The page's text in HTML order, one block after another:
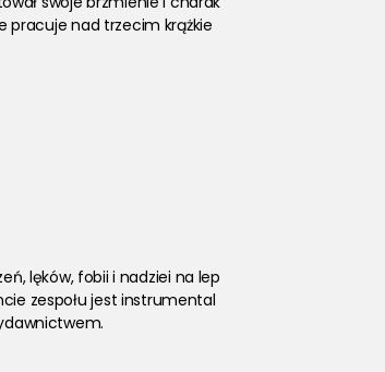
pracuje nad trzecim krążkie
lęków, fobii i nadziei na lep
zespołu jest instrumental